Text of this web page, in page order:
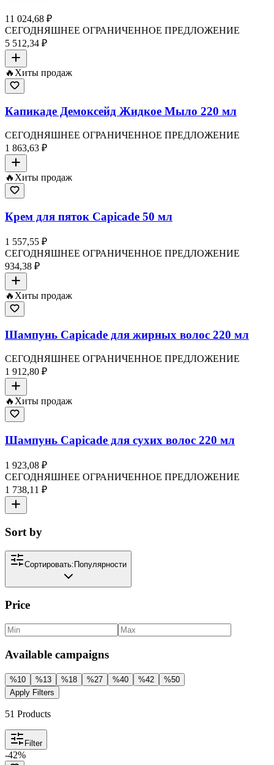
11 024,68 ₽
СЕГОДНЯШНЕЕ ОГРАНИЧЕННОЕ ПРЕДЛОЖЕНИЕ
5 512,34 ₽
🔥 Хиты продаж
Капикаде Демоксейд Жидкое Мыло 220 мл
СЕГОДНЯШНЕЕ ОГРАНИЧЕННОЕ ПРЕДЛОЖЕНИЕ
1 863,63 ₽
🔥 Хиты продаж
Крем для пяток Capicade 50 мл
1 557,55 ₽
СЕГОДНЯШНЕЕ ОГРАНИЧЕННОЕ ПРЕДЛОЖЕНИЕ
934,38 ₽
🔥Хиты продаж
Шампунь Capicade для жирных волос 220 мл
СЕГОДНЯШНЕЕ ОГРАНИЧЕННОЕ ПРЕДЛОЖЕНИЕ
1 912,80 ₽
🔥 Хиты продаж
Шампунь Capicade для сухих волос 220 мл
1 923,08 ₽
СЕГОДНЯШНЕЕ ОГРАНИЧЕННОЕ ПРЕДЛОЖЕНИЕ
1 738,11 ₽
Sort by
Сортировать: Популярности
Price
Available campaigns
%10 %13 %18 %27 %40 %42 %50
Apply Filters
51 Products
Filter
-42%